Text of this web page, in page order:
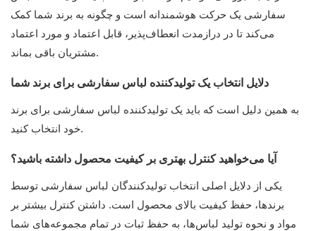
سفارشی یک حرکت هوشمندانه است و چگونه به برند شما کمک
می‌کند تا در درازمدت انعطاف‌پذیر، قابل اعتماد و مورد اعتماد
مشتریان باقی بماند.
دلایل انتخاب یک تولیدکننده لباس سفارشی برای برند شما
به همین دلیل است که باید یک تولیدکننده لباس سفارشی برای برند
خود انتخاب کنید.
آیا می‌خواهید کنترل بهتری بر کیفیت محصول داشته باشید؟
یکی از دلایل اصلی انتخاب تولیدکنندگان لباس سفارشی توسط
برندها، حفظ کیفیت بالای محصول است. داشتن کنترل بیشتر بر
مواد و نحوه تولید لباس‌ها، به حفظ ثبات در تمام مجموعه‌های شما